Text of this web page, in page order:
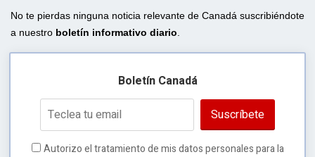
No te pierdas ninguna noticia relevante de Canadá suscribiéndote
a nuestro boletín informativo diario
Boletín Canadá
Suscríbete
Autorizo el tratamiento de mis datos personales para la